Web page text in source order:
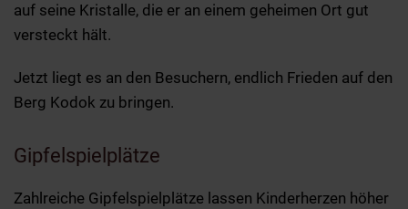
auf seine Kristalle, die er an einem geheimen Ort gut
versteckt hält.
Jetzt liegt es an den Besuchern, endlich Frieden auf den
Berg Kodok zu bringen.
Gipfelspielplätze
Zahlreiche Gipfelspielplätze lassen Kinderherzen höher